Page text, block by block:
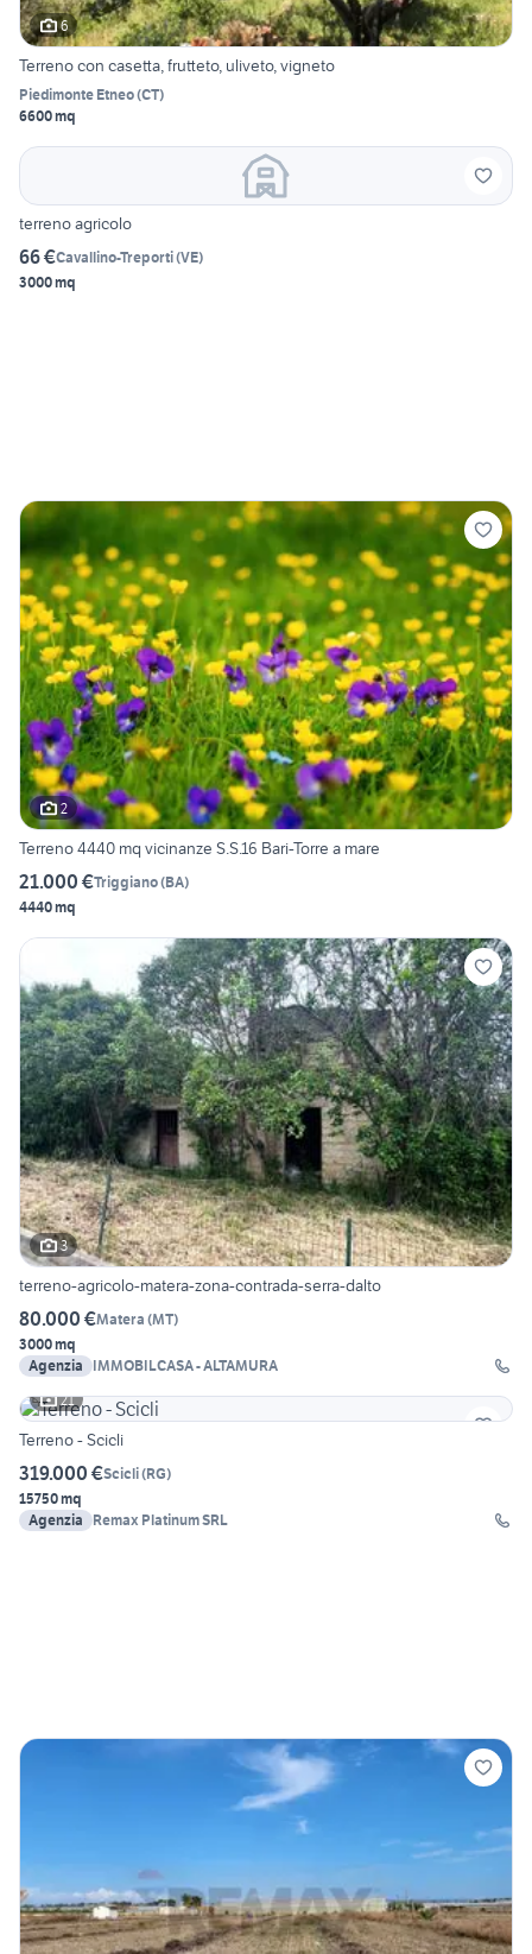
6
Terreno con casetta, frutteto, uliveto, vigneto
Piedimonte Etneo(CT)
6600 mq
terreno agricolo
66 €Cavallino-Treporti(VE)
3000 mq
2
Terreno 4440 mq vicinanze S.S.16 Bari-Torre a mare
21.000 €Triggiano(BA)
4440 mq
3
terreno-agricolo-matera-zona-contrada-serra-dalto
80.000 €Matera (MT)
3000 mq
Agenzia
IMMOBILCASA - ALTAMURA
21
Terreno - Scicli
319.000 €Scicli(RG)
15750 mq
Agenzia
Remax Platinum SRL